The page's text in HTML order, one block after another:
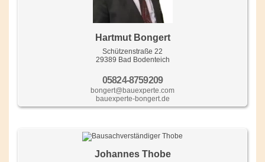
Hartmut Bongert
Schützenstraße 22
29389 Bad Bodenteich
05824-8759209
bongert@bauexperte.com
bauexperte-bongert.de
Johannes Thobe